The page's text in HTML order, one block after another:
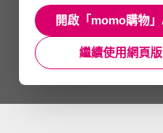
開啟「momo購物
繼續使用網頁版